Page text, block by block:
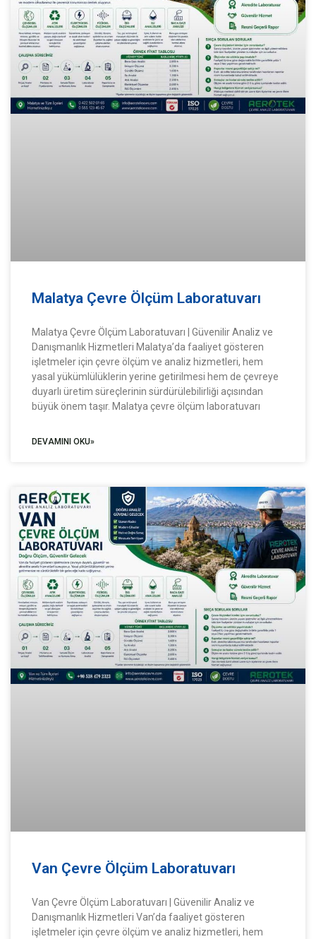
Malatya Çevre Ölçüm Laboratuvarı
Malatya Çevre Ölçüm Laboratuvarı | Güvenilir Analiz ve
Danışmanlık Hizmetleri Malatya’da faaliyet gösteren
işletmeler için çevre ölçüm ve analiz hizmetleri, hem
yasal yükümlülüklerin yerine getirilmesi hem de çevreye
duyarlı üretim süreçlerinin sürdürülebilirliği açısından
büyük önem taşır. Malatya çevre ölçüm laboratuvarı
DEVAMINI OKU»
Van Çevre Ölçüm Laboratuvarı
Van Çevre Ölçüm Laboratuvarı | Güvenilir Analiz ve
Danışmanlık Hizmetleri Van’da faaliyet gösteren
işletmeler için çevre ölçüm ve analiz hizmetleri, hem